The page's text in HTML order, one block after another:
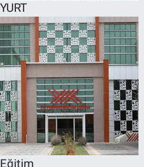
YURT
Eğitim